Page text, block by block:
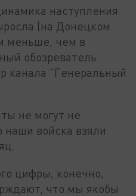
наступления
(на Донецком
меньше, чем в
обозреватель
канала "Генеральный
не могут не
наши войска взяли
цифры, конечно,
что мы якобы